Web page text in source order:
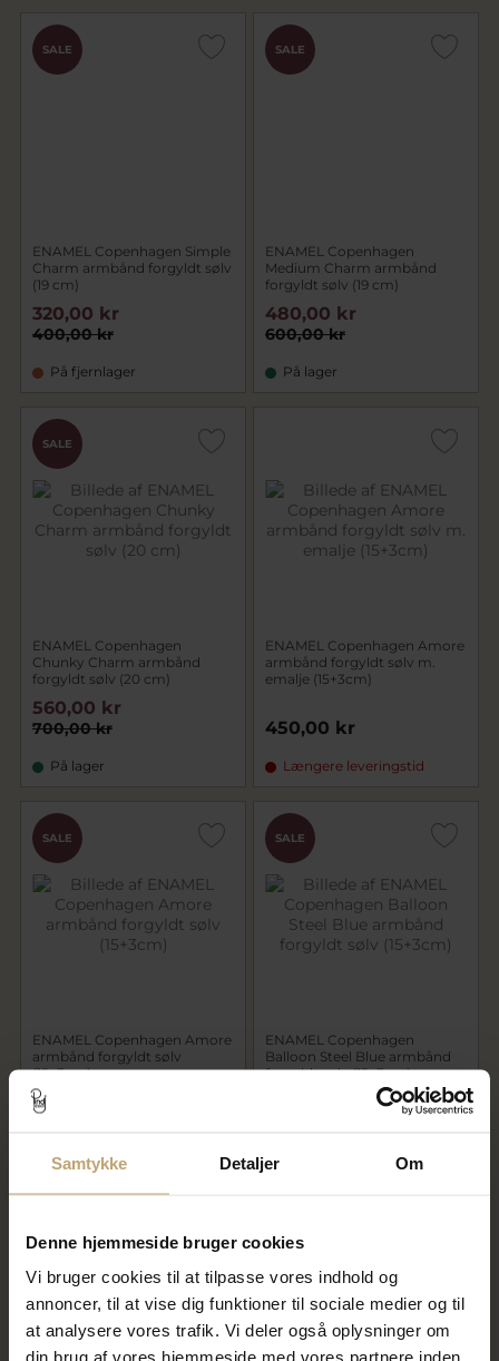
Samtykke Detaljer Om
Denne hjemmeside bruger cookies
Vi bruger cookies til at tilpasse vores indhold og
annoncer, til at vise dig funktioner til sociale medier og til
at analysere vores trafik. Vi deler også oplysninger om
din brug af vores hjemmeside med vores partnere inden
SALE
ENAMEL Copenhagen Simple
Charm armbånd forgyldt sølv
(19 cm)
400,00 kr
320,00 kr
På fjernlager
SALE
ENAMEL Copenhagen
Medium Charm armbånd
forgyldt sølv (19 cm)
600,00 kr
480,00 kr
På lager
SALE
ENAMEL Copenhagen
Chunky Charm armbånd
forgyldt sølv (20 cm)
700,00 kr
560,00 kr
På lager
ENAMEL Copenhagen Amore
armbånd forgyldt sølv m.
emalje (15+3cm)
450,00 kr
Længere leveringstid
SALE
ENAMEL Copenhagen Amore
armbånd forgyldt sølv
(15+3cm)
360,00 kr
På lager
SALE
ENAMEL Copenhagen
Balloon Steel Blue armbånd
forgyldt sølv (15+3cm)